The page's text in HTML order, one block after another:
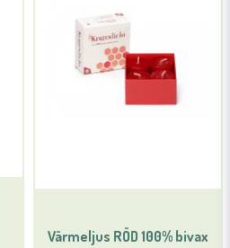
Värmeljus RÖD 100% bivax